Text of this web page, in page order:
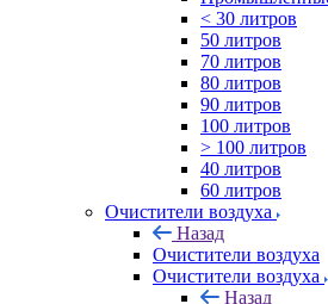
< 30 литров
50 литров
70 литров
80 литров
90 литров
100 литров
> 100 литров
40 литров
60 литров
Очистители воздуха
Назад
Очистители воздуха
Очистители воздуха
Назад